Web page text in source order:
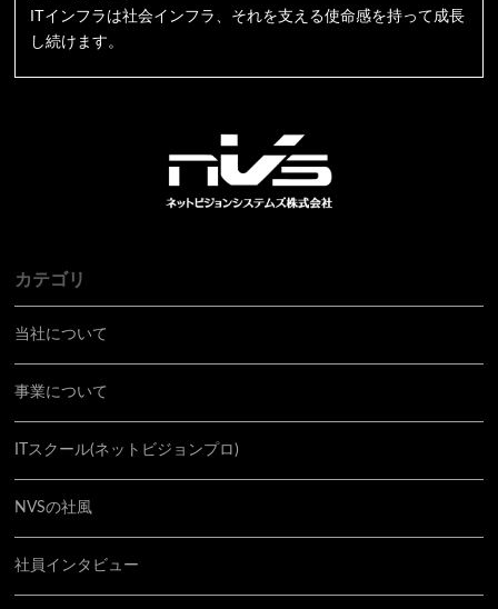
ITインフラは社会インフラ、それを支える使命感を持って成長
し続けます。
カテゴリ
当社について
事業について
ITスクール(ネットビジョンプロ)
NVSの社風
社員インタビュー